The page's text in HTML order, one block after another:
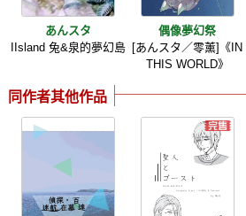
あんスタ
IIsland 兔&泉的夢幻島
偶像夢幻祭
[あんスタ／零薰]《IN
THIS WORLD》
同作者其他作品